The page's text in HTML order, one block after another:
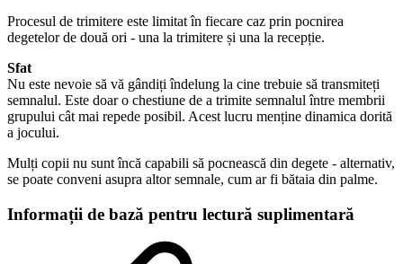
Procesul de trimitere este limitat în fiecare caz prin pocnirea
degetelor de două ori - una la trimitere și una la recepție.
Sfat
Nu este nevoie să vă gândiți îndelung la cine trebuie să transmiteți
semnalul. Este doar o chestiune de a trimite semnalul între membrii
grupului cât mai repede posibil. Acest lucru menține dinamica dorită
a jocului.
Mulți copii nu sunt încă capabili să pocnească din degete - alternativ,
se poate conveni asupra altor semnale, cum ar fi bătaia din palme.
Informații de bază pentru lectură suplimentară